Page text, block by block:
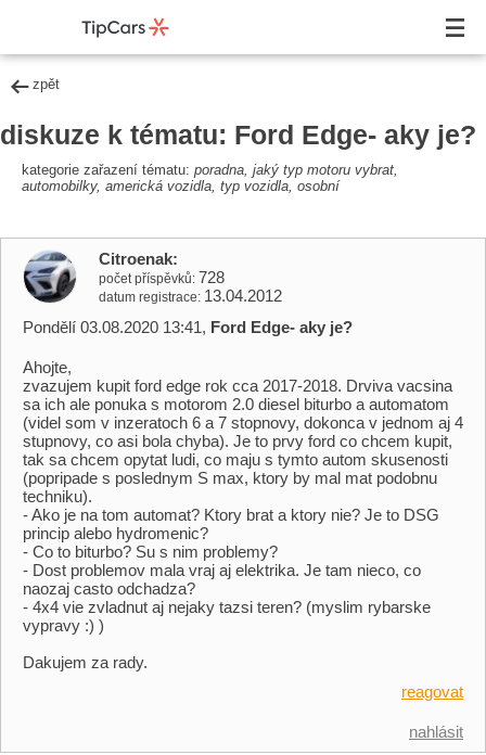
zpět
diskuze k tématu: Ford Edge- aky je?
kategorie zařazení tématu: poradna, jaký typ motoru vybrat,
automobilky, americká vozidla, typ vozidla, osobní
Citroenak
počet příspěvků 728
datum registrace 13.04.2012
Pondělí 03.08.2020 13:41, Ford Edge- aky je?
Ahojte,
zvazujem kupit ford edge rok cca 2017-2018. Drviva vacsina
sa ich ale ponuka s motorom 2.0 diesel biturbo a automatom
(videl som v inzeratoch 6 a 7 stopnovy, dokonca v jednom aj 4
stupnovy, co asi bola chyba). Je to prvy ford co chcem kupit,
tak sa chcem opytat ludi, co maju s tymto autom skusenosti
(popripade s poslednym S max, ktory by mal mat podobnu
techniku).
- Ako je na tom automat? Ktory brat a ktory nie? Je to DSG
princip alebo hydromenic?
- Co to biturbo? Su s nim problemy?
- Dost problemov mala vraj aj elektrika. Je tam nieco, co
naozaj casto odchadza?
- 4x4 vie zvladnut aj nejaky tazsi teren? (myslim rybarske
vypravy :) )
Dakujem za rady.
reagovat
nahlásit